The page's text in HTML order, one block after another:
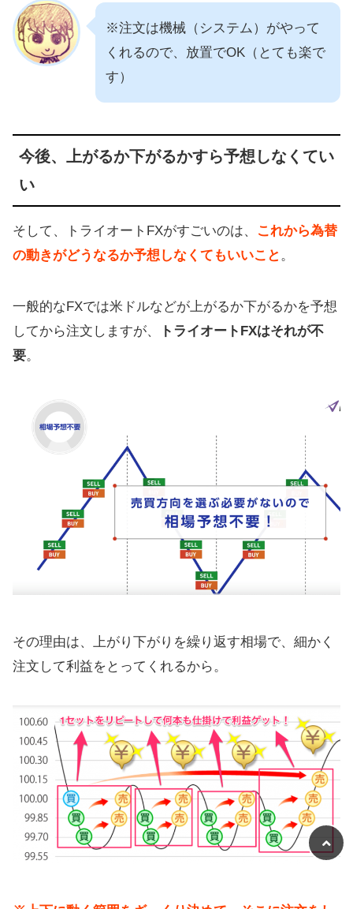
※注文は機械（システム）がやって
くれるので、放置でOK（とても楽で
す）
今後、上がるか下がるかすら予想しなくてい
い
そして、トライオートFXがすごいのは、
これから為替
の動きがどうなるか予想しなくてもいいこと 。
一般的なFXでは米ドルなどが上がるか下がるかを予想
してから注文しますが、
トライオートFXはそれが不
要。
その理由は、上がり下がりを繰り返す相場で、細かく
注文して利益をとってくれるから。